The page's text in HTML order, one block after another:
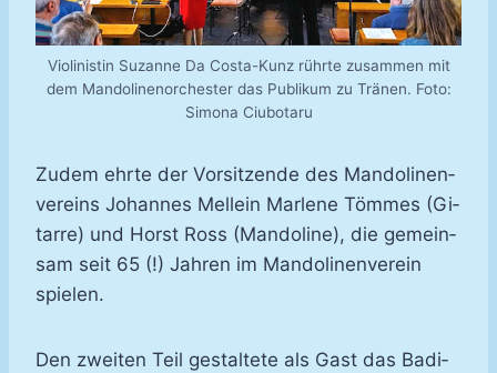
Violinistin Suzanne Da Costa-Kunz rührte zusammen mit
dem Mandolinenorchester das Publikum zu Tränen. Foto:
Simona Ciubotaru
Zu­dem ehr­te der Vor­sit­zen­de des Man­do­li­nen­
ver­eins Jo­han­nes Mell­ein Mar­le­ne Töm­mes (Gi­
tar­re) und Horst Ross (Man­do­li­ne), die ge­mein­
sam seit 65 (!) Jah­ren im Man­do­li­nen­ver­ein
spie­len.
Den zwei­ten Teil ge­stal­te­te als Gast das Ba­di­